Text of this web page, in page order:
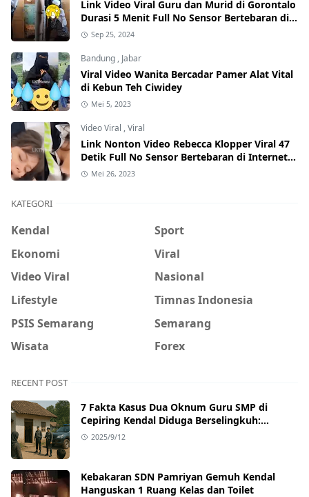
Link Video Viral Guru dan Murid di Gorontalo
Durasi 5 Menit Full No Sensor Bertebaran di
Internet, Hati-Hati Phising!
Sep 25, 2024
Bandung , Jabar
Viral Video Wanita Bercadar Pamer Alat Vital
di Kebun Teh Ciwidey
Mei 5, 2023
Video Viral ,Viral
Link Nonton Video Rebecca Klopper Viral 47
Detik Full No Sensor Bertebaran di Internet,
Hati-Hati Phising!
Mei 26, 2023
KATEGORI
Kendal
Sport
Ekonomi
Viral
Video Viral
Nasional
Lifestyle
Timnas Indonesia
PSIS Semarang
Semarang
Wisata
Forex
RECENT POST
7 Fakta Kasus Dua Oknum Guru SMP di
Cepiring Kendal Diduga Berselingkuh:
Kronologi, Pengakuan, hingga Sanksi
2025/9/12
Kebakaran SDN Pamriyan Gemuh Kendal
Hanguskan 1 Ruang Kelas dan Toilet